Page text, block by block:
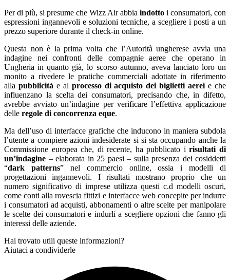
Per di più, si presume che Wizz Air abbia indotto i consumatori, con
espressioni ingannevoli e soluzioni tecniche, a scegliere i posti a un
prezzo superiore durante il check-in online.
Questa non è la prima volta che l’Autorità ungherese avvia una
indagine nei confronti delle compagnie aeree che operano in
Ungheria in quanto già, lo scorso autunno, aveva lanciato loro un
monito a rivedere le pratiche commerciali adottate in riferimento
alla pubblicità e al processo di acquisto dei biglietti aerei e che
influenzano la scelta dei consumatori, precisando che, in difetto,
avrebbe avviato un’indagine per verificare l’effettiva applicazione
delle regole di concorrenza eque.
Ma dell’uso di interfacce grafiche che inducono in maniera subdola
l’utente a compiere azioni indesiderate si si sta occupando anche la
Commissione europea che, di recente, ha pubblicato irisultati di
un’indagine – elaborata in 25 paesi – sulla presenza dei cosiddetti
“dark patterns” nel commercio online, ossia i modelli di
progettazioni ingannevoli. I risultati mostrano proprio che un
numero significativo di imprese utilizza questi c.d modelli oscuri,
come conti alla rovescia fittizi e interfacce web concepite per indurre
i consumatori ad acquisti, abbonamenti o altre scelte per manipolare
le scelte dei consumatori e indurli a scegliere opzioni che fanno gli
interessi delle aziende.
Hai trovato utili queste informazioni?
Aiutaci a condividerle